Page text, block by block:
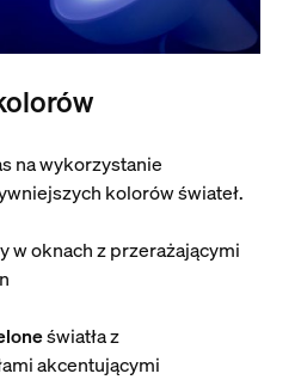
na wykorzystanie
kolorów świateł.
w oknach z przerażającymi
światła z
akcentującymi